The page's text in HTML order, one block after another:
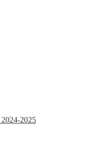
2025